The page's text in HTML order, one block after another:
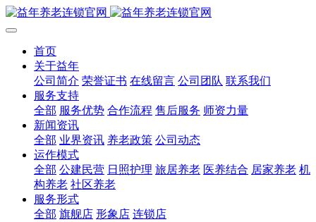
首页
关于益年
公司简介 荣誉证书 在线留言 公司团队 联系我们
服务支持
全部 服务优势 合作流程 售后服务 师资力量
新闻资讯
全部 业界资讯 养老政策 公司动态
运作模式
全部 公建民营 日照护理 旅居养老 医养结合 居家养老 机
构养老 社区养老
服务形式
全部 旗舰店 形象店 连锁店